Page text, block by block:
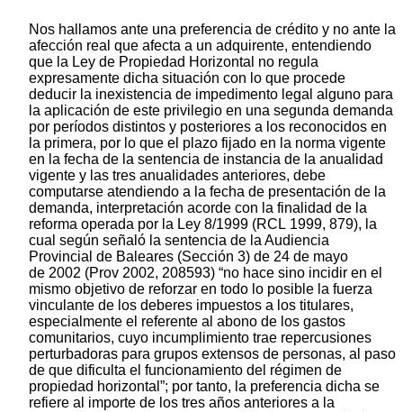
Nos hallamos ante una preferencia de crédito y no ante la
afección real que afecta a un adquirente, entendiendo
que la Ley de Propiedad Horizontal no regula
expresamente dicha situación con lo que procede
deducir la inexistencia de impedimento legal alguno para
la aplicación de este privilegio en una segunda demanda
por períodos distintos y posteriores a los reconocidos en
la primera, por lo que el plazo fijado en la norma vigente
en la fecha de la sentencia de instancia de la anualidad
vigente y las tres anualidades anteriores, debe
computarse atendiendo a la fecha de presentación de la
demanda, interpretación acorde con la finalidad de la
reforma operada por la Ley 8/1999 (RCL 1999, 879), la
cual según señaló la sentencia de la Audiencia
Provincial de Baleares (Sección 3) de 24 de mayo
de 2002 (Prov 2002, 208593) “no hace sino incidir en el
mismo objetivo de reforzar en todo lo posible la fuerza
vinculante de los deberes impuestos a los titulares,
especialmente el referente al abono de los gastos
comunitarios, cuyo incumplimiento trae repercusiones
perturbadoras para grupos extensos de personas, al paso
de que dificulta el funcionamiento del régimen de
propiedad horizontal”; por tanto, la preferencia dicha se
refiere al importe de los tres años anteriores a la